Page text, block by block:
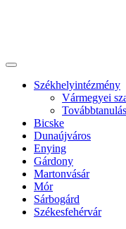
Székhelyintézmény
Vármegyei
Bicske
Dunaújváros
Enying
Gárdony
Martonvásár
Mór
Sárbogárd
Székesfehérvár